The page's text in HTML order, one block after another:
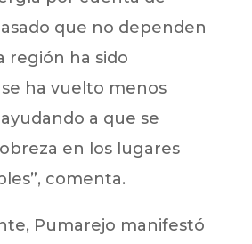
que no dependen
región ha sido
ha vuelto menos
a que se
en los lugares
comenta.
Pumarejo manifestó